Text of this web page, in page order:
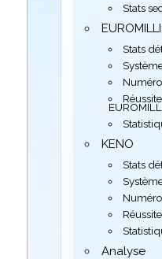
Stats
Stats
KENO
Stats
Analyse